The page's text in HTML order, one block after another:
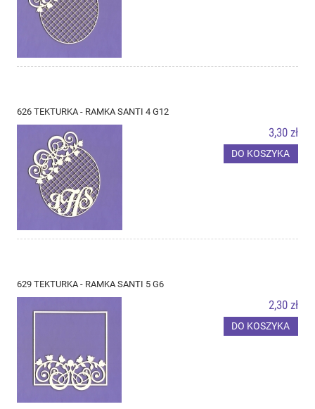
626 TEKTURKA - RAMKA SANTI 4 G12
3,30 zł
DO KOSZYKA
629 TEKTURKA - RAMKA SANTI 5 G6
2,30 zł
DO KOSZYKA